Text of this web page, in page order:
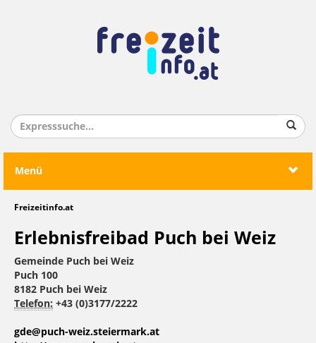
Menü
Freizeitinfo.at
Erlebnisfreibad Puch bei Weiz
Gemeinde Puch bei Weiz
Puch 100
8182 Puch bei Weiz
Telefon: +43 (0)3177/2222
gde@puch-weiz.steiermark.at